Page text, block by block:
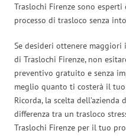
Traslochi Firenze sono
processo di trasloco senza
Se desideri ottenere
di Traslochi Firenze, non
preventivo gratuito e senza
meglio quanto ti costerà il
Ricorda, la scelta
differenza tra un trasloco
Traslochi Firenze per il tuo